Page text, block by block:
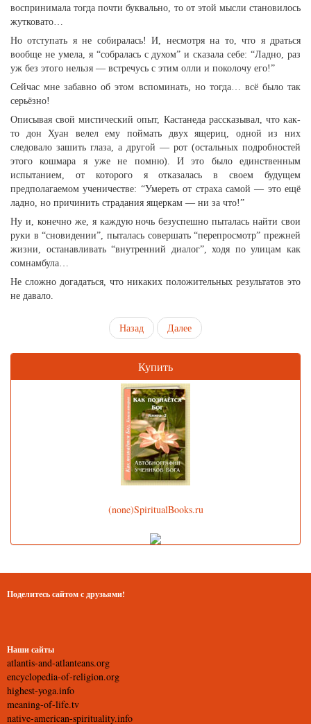
воспринимала тогда почти буквально, то от этой мысли становилось
жутковато…
Но отступать я не собиралась! И, несмотря на то, что я драться
вообще не умела, я “собралась c духом” и сказала себе: “Ладно, раз
уж без этого нельзя — встречусь с этим олли и поколочу его!”
Сейчас мне забавно об этом вспоминать, но тогда… всё было так
серьёзно!
Описывая свой мистический опыт, Кастанеда рассказывал, что как-
то дон Хуан велел ему поймать двух ящериц, одной из них
следовало зашить глаза, а другой — рот (остальных подробностей
этого кошмара я уже не помню). И это было единственным
испытанием, от которого я отказалась в своем будущем
предполагаемом ученичестве: “Умереть от страха самой — это ещё
ладно, но причинить cтрадания ящеркам — ни за что!”
Ну и, конечно же, я каждую ночь безуспешно пыталась найти свои
руки в “сновидении”, пыталась совершать “перепросмотр” прежней
жизни, останавливать “внутренний диалог”, ходя по улицам как
сомнамбула…
Не сложно догадаться, что никаких положительных результатов это
не давало.
Назад Далее
Купить
(none)SpiritualBooks.ru
Поделитесь сайтом с друзьями!
Наши сайты
atlantis-and-atlanteans.org
encyclopedia-of-religion.org
highest-yoga.info
meaning-of-life.tv
native-american-spirituality.info